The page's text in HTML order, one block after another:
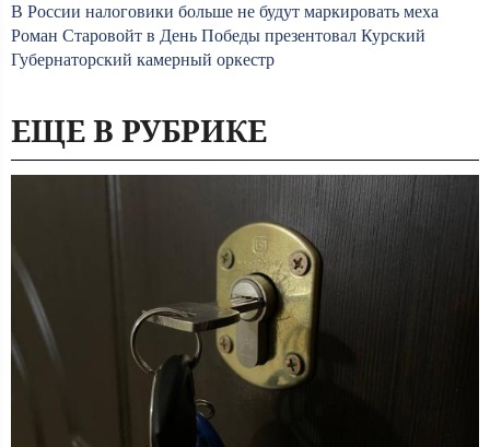
В России налоговики больше не будут маркировать меха
Роман Старовойт в День Победы презентовал Курский
Губернаторский камерный оркестр
ЕЩЕ В РУБРИКЕ